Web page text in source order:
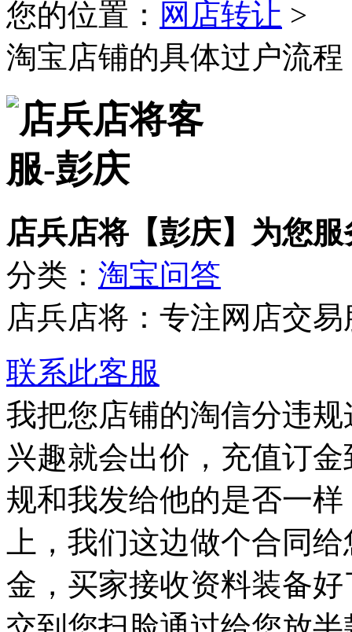
您的位置： 网店转让 >
淘宝店铺的具体过户流程
店兵店将【彭庆】为您服
分类： 淘宝问答
店兵店将：专注网店交
联系此客服
我把您店铺的淘信分违
兴趣就会出价，充值订
规和我发给他的是否一
上，我们这边做个合同
金，买家接收资料装备